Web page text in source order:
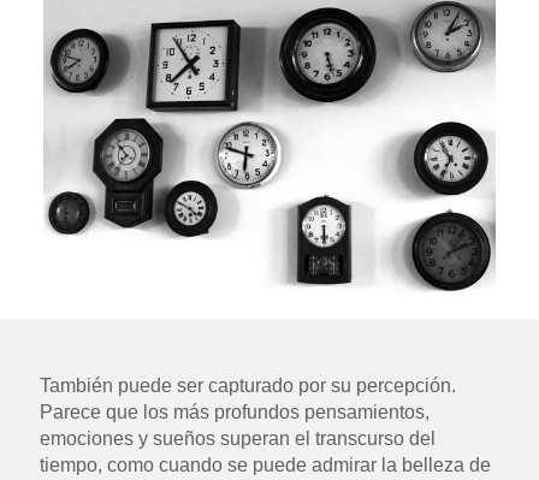
También puede ser capturado por su percepción.
Parece que los más profundos pensamientos,
emociones y sueños superan el transcurso del
tiempo, como cuando se puede admirar la belleza de